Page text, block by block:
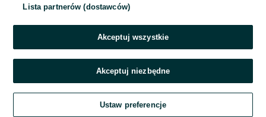
Lista partnerów (dostawców)
Akceptuj wszystkie
Akceptuj niezbędne
Ustaw preferencje